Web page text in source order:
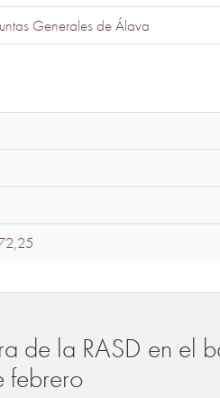
Generales de Álava
:
de la RASD en el
febrero